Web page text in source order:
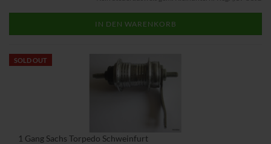
IN DEN WARENKORB
SOLD OUT
1 Gang Sachs Torpedo Schweinfurt